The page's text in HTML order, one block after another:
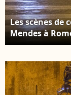
Les scènes de
Mendes à
2015.